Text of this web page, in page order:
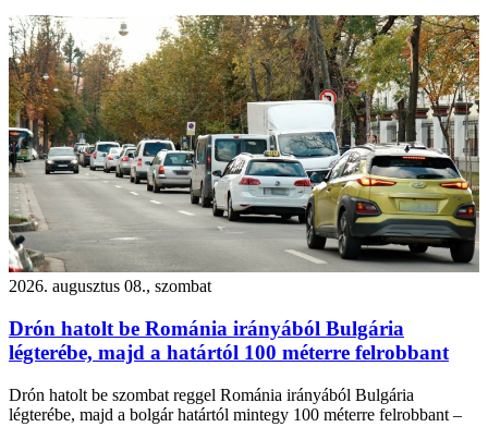
2026. augusztus 08., szombat
Drón hatolt be Románia irányából Bulgária
légterébe, majd a határtól 100 méterre felrobbant
Drón hatolt be szombat reggel Románia irányából Bulgária
légterébe, majd a bolgár határtól mintegy 100 méterre felrobbant –